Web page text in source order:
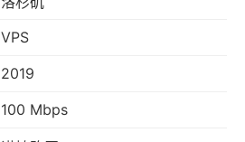
VPS
2019
100 Mbps